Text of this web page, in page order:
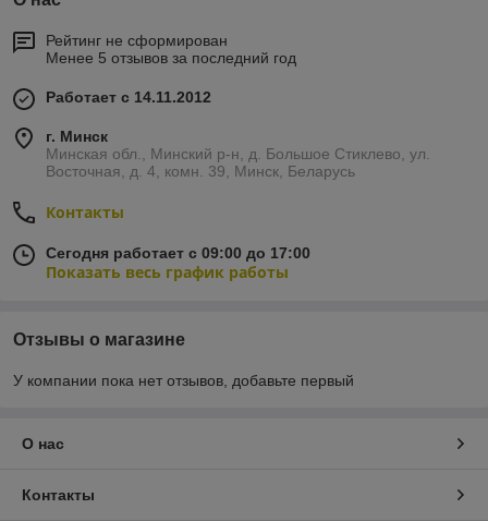
Рейтинг не сформирован
Менее 5 отзывов за последний год
Работает с 14.11.2012
г. Минск
Минская обл., Минский р-н, д. Большое Стиклево, ул.
Восточная, д. 4, комн. 39, Минск, Беларусь
Контакты
Сегодня работает с 09:00 до 17:00
Показать весь график работы
Отзывы о магазине
У компании пока нет отзывов, добавьте первый
О нас
Контакты